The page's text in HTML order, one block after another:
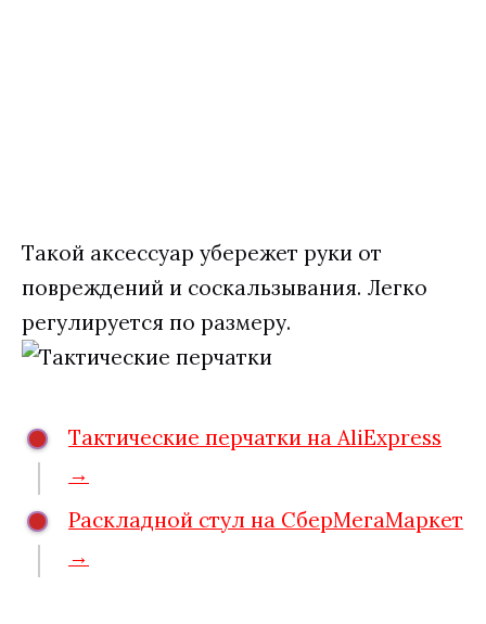
Такой аксессуар убережет руки от
повреждений и соскальзывания. Легко
регулируется по размеру.
Тактические перчатки на AliExpress
→
Раскладной стул на СберМегаМаркет
→